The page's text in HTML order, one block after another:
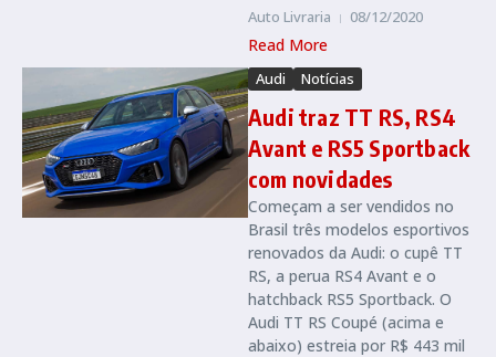
Auto Livraria 08/12/2020
Read More
Audi Notícias
Audi traz TT RS, RS4
Avant e RS5 Sportback
com novidades
Começam a ser vendidos no
Brasil três modelos esportivos
renovados da Audi: o cupê TT
RS, a perua RS4 Avant e o
hatchback RS5 Sportback. O
Audi TT RS Coupé (acima e
abaixo) estreia por R$ 443 mil